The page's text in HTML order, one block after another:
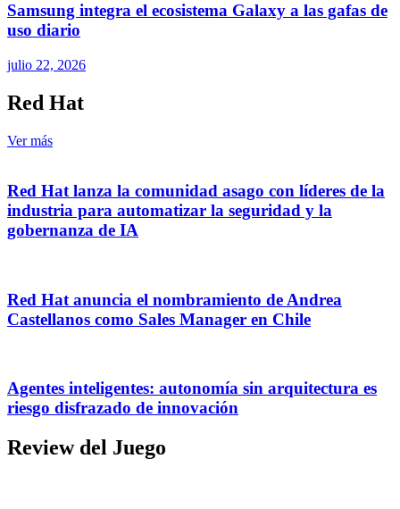
Samsung integra el ecosistema Galaxy a las gafas de
uso diario
julio 22, 2026
Red Hat
Ver más
Red Hat lanza la comunidad asago con líderes de la
industria para automatizar la seguridad y la
gobernanza de IA
Red Hat anuncia el nombramiento de Andrea
Castellanos como Sales Manager en Chile
Agentes inteligentes: autonomía sin arquitectura es
riesgo disfrazado de innovación
Review del Juego